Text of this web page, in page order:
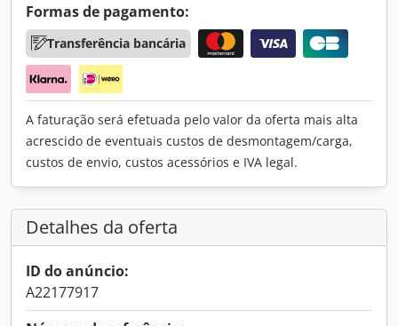
Formas de pagamento:
Transferência bancária
A faturação será efetuada pelo valor da oferta mais alta
acrescido de eventuais custos de desmontagem/carga,
custos de envio, custos acessórios e IVA legal.
Detalhes da oferta
ID do anúncio:
A22177917